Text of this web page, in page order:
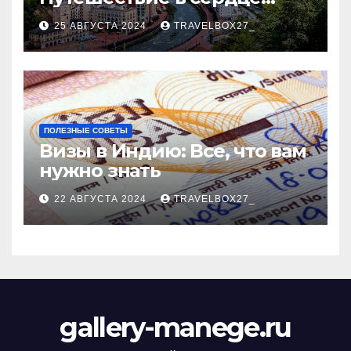
Черноморского курорта
25 АВГУСТА 2024 TRAVELBOX27_
ПОЛЕЗНЫЕ СОВЕТЫ
Визы в Индию: Все, что вам
нужно знать
22 АВГУСТА 2024 TRAVELBOX27_
gallery-manege.ru